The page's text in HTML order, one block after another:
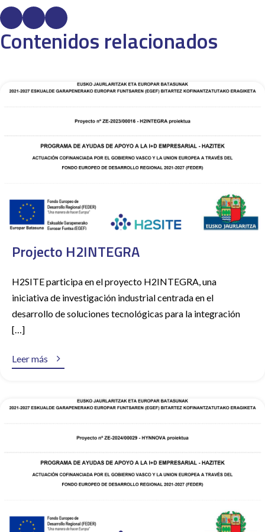
Contenidos relacionados
Projecto H2INTEGRA
H2SITE participa en el proyecto H2INTEGRA, una
iniciativa de investigación industrial centrada en el
desarrollo de soluciones tecnológicas para la integración
[…]
Leer más 